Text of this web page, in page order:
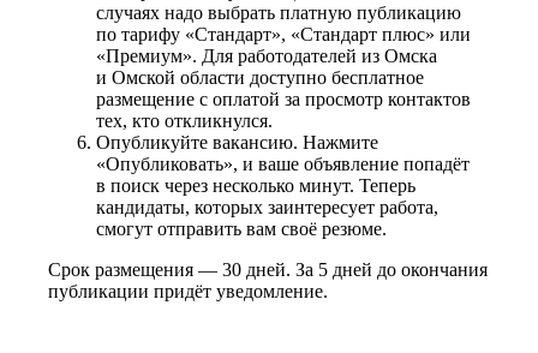
случаях надо выбрать платную публикацию
по тарифу «Стандарт», «Стандарт плюс» или
«Премиум». Для работодателей из Омска
и Омской области доступно бесплатное
размещение с оплатой за просмотр контактов
тех, кто откликнулся.
Опубликуйте вакансию. Нажмите
«Опубликовать», и ваше объявление попадёт
в поиск через несколько минут. Теперь
кандидаты, которых заинтересует работа,
смогут отправить вам своё резюме.
Срок размещения — 30 дней. За 5 дней до окончания
публикации придёт уведомление.